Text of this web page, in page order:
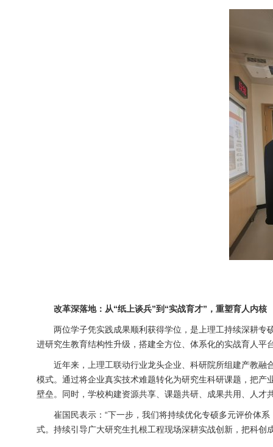
改革深落地：从“纸上谈兵”到“实战育才”，重塑育人内核
两位学子凭实践成果顺利获得学位，是上理工持续深耕
进研究生教育结构性升级，搭建全方位、体系化的实战育人平
近年来，上理工联动行业龙头企业、科研院所组建产教融
模式。通过将企业真实技术难题转化为研究生科研课题，把
壁垒。同时，学校构建资源共享、课题共研、成果共用、人
崔国民表示：“下一步，我们将持续优化专硕多元评价体
式。持续引导广大研究生扎根工程现场深耕实战创新，把科